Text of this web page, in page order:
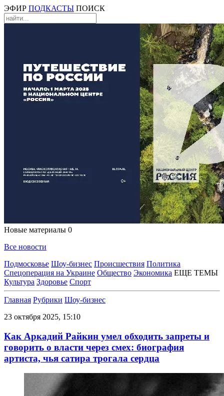
ЭФИР ПОДКАСТЫ ПОИСК
Новые материалы 0
Все новости
Подмосковье Шоу-бизнес Происшествия Политика
Спецоперация на Украине Общество Экономика ЕЩЕ ТЕМЫ
Культура Здоровье Спорт
Главная Рубрики Шоу-бизнес
23 октября 2025, 15:10
Как Аркадий Райкин умел обходить запреты и
говорить о власти через смех: биография
артиста, чья сатира трогала сердца